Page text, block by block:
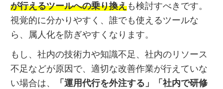
が行えるツールへの乗り換えも検討すべきです。
視覚的に分かりやすく、誰でも使えるツールな
ら、属人化を防ぎやすくなります。
もし、社内の技術力や知識不足、社内のリソース
不足などが原因で、適切な改善作業が行えていな
い場合は、
「運用代行を外注する」「社内で研修